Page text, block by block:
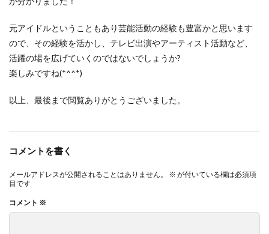
元アイドルということもあり芸能活動の経験も豊富かと思います
ので、その経験を活かし、テレビ出演やアーティスト活動など、
活躍の場を広げていくのではないでしょうか?
楽しみですね(*^^*)
以上、最後まで閲覧ありがとうございました。
コメントを書く
メールアドレスが公開されることはありません。 ※ が付いている欄は必須項
目です
コメント ※